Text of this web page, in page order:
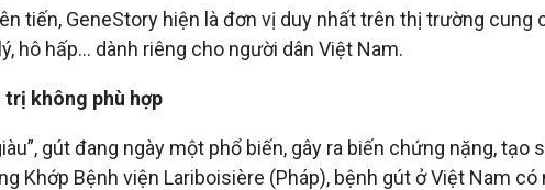
tiến, GeneStory hiện là đơn vị duy nhất trên thị trường
hô hấp… dành riêng cho người dân Việt Nam.
trị không phù hợp
gút đang ngày một phổ biến, gây ra biến chứng nặng,
Khớp Bệnh viện Lariboisière (Pháp), bệnh gút ở Việt Nam